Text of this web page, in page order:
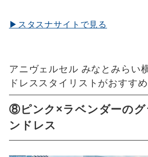
▶スタスナサイトで見る
アニヴェルセル みなとみらい
ドレススタイリストがおすす
⑧ピンク×ラベンダーのグ
ンドレス